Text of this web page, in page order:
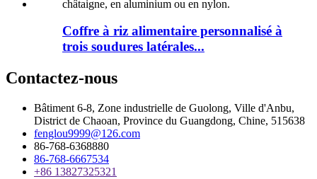
Coffre à riz alimentaire personnalisé à
trois soudures latérales...
Contactez-nous
Bâtiment 6-8, Zone industrielle de Guolong, Ville d'Anbu,
District de Chaoan, Province du Guangdong, Chine, 515638
fenglou9999@126.com
86-768-6368880
86-768-6667534
+86 13827325321